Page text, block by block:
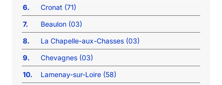
6.
Cronat (71)
7.
Beaulon (03)
8.
La Chapelle-aux-Chasses (03)
9.
Chevagnes (03)
10.
Lamenay-sur-Loire (58)